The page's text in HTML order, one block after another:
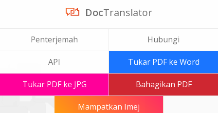
DocTranslator
Penterjemah Hubungi
API Tukar PDF ke Word
Tukar PDF ke JPG Bahagikan PDF
Mampatkan Imej